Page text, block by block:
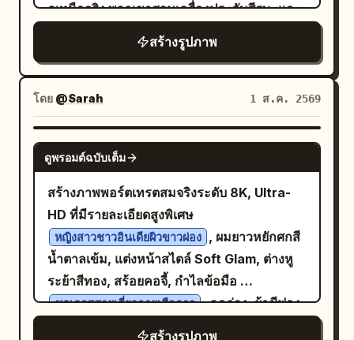
ดูเหนือจริง พวกเขาสวมเครื่องประดับศีรษะและ
ผ้าพันคอเชิงประติมากรรมแนวอาวองการ์ดที่ดู
เป็นไปไม่ได้ ซึ่งทำขึ้นจากใบไม้โครงร่าง
โปร่งแสง ใบไม้ที่มีเส้นใยพืชเป็นเกลียว และ
ตาข่ายอำพันออร์แกนิกที่ซ้อนทับกัน โดยบิดเป็น
เกลียวตามสัดส่วนทองคำ (Golden Ratio) รอบ
ศีรษะ ฉากหลังคือหอจดหมายเหตุของนักเล่นแร่
แปรธาตุพฤกษศาสตร์ที่มืดมิด รกรุงรัง และเต็ม
ไปด้วยความโกลาหล ด้านหลังของตัวแบบใน
เงามืดที่แทบมองไม่เห็นคือ กองพืชแห้ง ตัวอย่าง
อำพัน และฝักเมล็ดพืชที่ดูเหมือนกระดาษแขวน
อยู่ สร้างพื้นที่ที่เต็มไปด้วยรายละเอียดและมี
ความหนาแน่น แสงแบบภาพยนตร์: แสงเงา
(Chiaroscuro) ที่มีความเปรียบต่างสูง โดยมี
แสงหลักสีทองนุ่มนวลแบบ Rembrandt ส่อง
สร้างรูปภาพ
โดย @Sarah 1 ส.ค. 2569
NANO BANANA PRO
ดูพรอมต์ฉบับเต็ม
สร้างภาพพอร์ตเทรตสมจริงระดับ 8K, Ultra-
HD ที่มีรายละเอียดสูงพิเศษ
หญิงสาวชาวอินเดียผิวขาวผ่อง , ผมยาวหยักศกสี
น้ำตาลเข้ม, แต่งหน้าสไตล์ Soft Glam, ต่างหู
ระย้าสีทอง, สร้อยคอจี้, กำไลข้อมือ
ชุดเดรสสายเดี่ยวลายเสือดาว , คอถ่วง, ผ้าชีฟอง
โปร่งชายไม่เท่ากัน พิงอยู่บน
สร้างรูปภาพ